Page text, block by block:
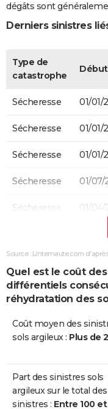
dégâts sont
Derniers sinistres
Type de
catastrophe
Début
Sécheresse 01/01/
Sécheresse 01/01/
Sécheresse 01/01/
Sécheresse 01/07/
Sécheresse 01/04/
01/01/
Sécheresse 01/06/
Sécheresse 01/07/
Sécheresse 01/11/
Source : Linternaute.com
Quel est le coût
différentiels
réhydratation des
Coût moyen des
sols argileux : Plus de
Part des sinistres sols
argileux sur le total des
sinistres : Entre 100